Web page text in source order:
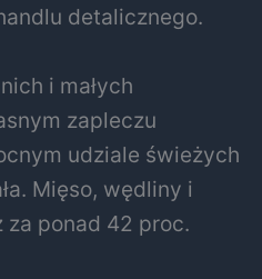
detalicznego.
i małych
zapleczu
udziale świeżych
Mięso, wędliny i
ponad 42 proc.